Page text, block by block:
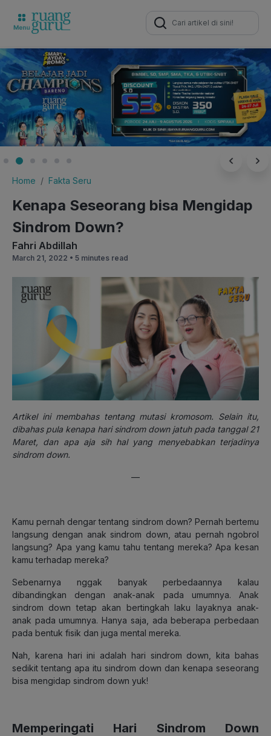
Search
for:
Home Fakta Seru
Kenapa Seseorang bisa Mengidap
Sindrom Down?
Fahri Abdillah
March 21, 2022 • 5 minutes read
Artikel ini membahas tentang mutasi kromosom. Selain itu,
dibahas pula kenapa hari sindrom down jatuh pada tanggal 21
Maret, dan apa aja sih hal yang menyebabkan terjadinya
sindrom down.
—
Kamu pernah dengar tentang sindrom down? Pernah bertemu
langsung dengan anak sindrom down, atau pernah ngobrol
langsung? Apa yang kamu tahu tentang mereka? Apa kesan
kamu terhadap mereka?
Sebenarnya nggak banyak perbedaannya kalau
dibandingkan dengan anak-anak pada umumnya. Anak
sindrom down tetap akan bertingkah laku layaknya anak-
anak pada umumnya. Hanya saja, ada beberapa perbedaan
pada bentuk fisik dan juga mental mereka.
Nah, karena hari ini adalah hari sindrom down, kita bahas
sedikit tentang apa itu sindrom down dan kenapa seseorang
bisa mengidap sindrom down yuk!
Memperingati Hari Sindrom Down